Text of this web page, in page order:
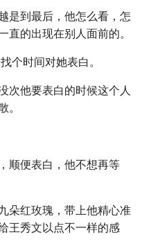
是到最后，他怎么看，怎
直的出现在别人面前的。
个时间对她表白。
次他要表白的时候这个人
。
顺便表白，他不想再等
朵红玫瑰，带上他精心准
王秀文以点不一样的感